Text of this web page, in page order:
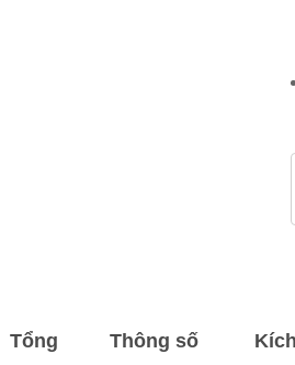
Tổng
Thông số
Kích